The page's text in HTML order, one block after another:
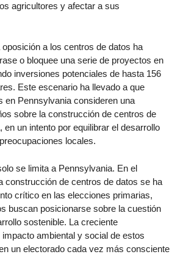
agricultores y afectar a sus
a los centros de datos ha
o bloquee una serie de proyectos en
inversiones potenciales de hasta 156
Este escenario ha llevado a que
en Pennsylvania consideren una
sobre la construcción de centros de
en un intento por equilibrar el desarrollo
locales.
se limita a Pennsylvania. En el
construcción de centros de datos se ha
crítico en las elecciones primarias,
buscan posicionarse sobre la cuestión
sostenible. La creciente
ambiental y social de estos
un electorado cada vez más consciente